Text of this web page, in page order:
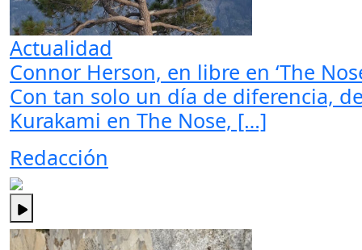
Actualidad
Connor Herson, en libre en ‘The
Con tan solo un día de diferencia,
Kurakami en The Nose, […]
Redacción